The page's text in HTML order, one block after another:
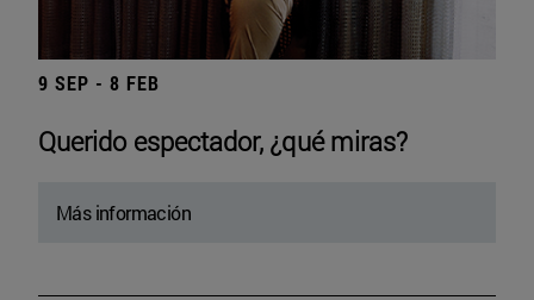
9 SEP - 8 FEB
Querido espectador, ¿qué miras?
Más información